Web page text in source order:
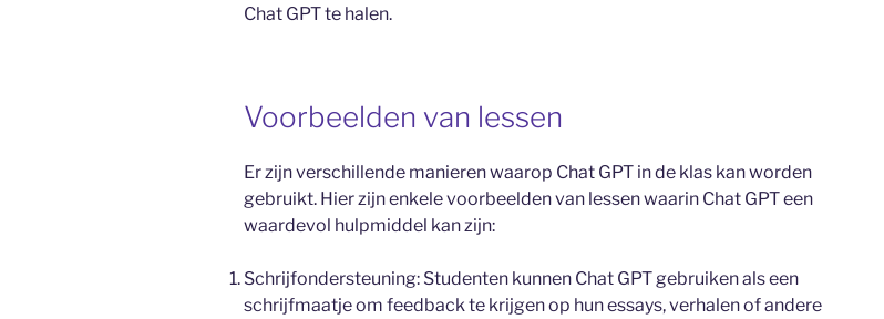
Chat GPT te halen.
Voorbeelden van lessen
Er zijn verschillende manieren waarop Chat GPT in de klas kan worden
gebruikt. Hier zijn enkele voorbeelden van lessen waarin Chat GPT een
waardevol hulpmiddel kan zijn:
Schrijfondersteuning: Studenten kunnen Chat GPT gebruiken als een
schrijfmaatje om feedback te krijgen op hun essays, verhalen of andere